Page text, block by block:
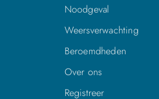
Noodgeval
Weersverwachting
Beroemdheden
Over ons
Registreer